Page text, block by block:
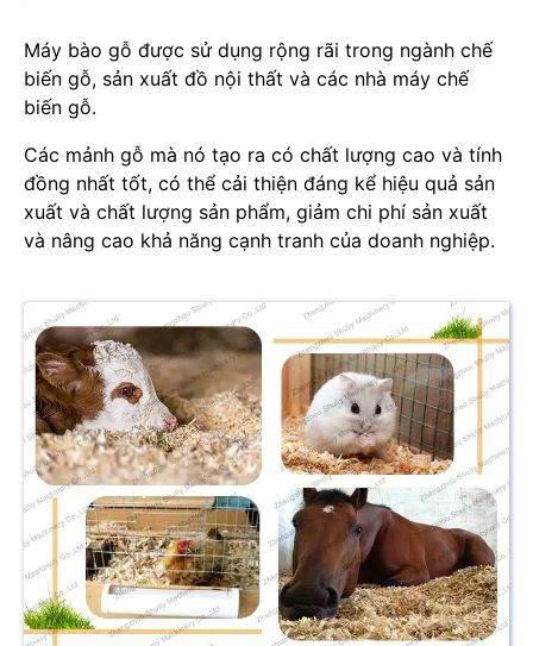
Máy bào gỗ được sử dụng rộng rãi trong ngành chế
biến gỗ, sản xuất đồ nội thất và các nhà máy chế
biến gỗ.
Các mảnh gỗ mà nó tạo ra có chất lượng cao và tính
đồng nhất tốt, có thể cải thiện đáng kể hiệu quả sản
xuất và chất lượng sản phẩm, giảm chi phí sản xuất
và nâng cao khả năng cạnh tranh của doanh nghiệp.